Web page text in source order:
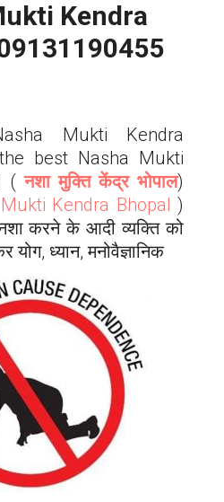
Kendra
Mukti Kendra
best Nasha Mukti
(नशा मुक्ति केंद्र भोपाल)
Kendra Bhopal)
करने के आदी व्यक्ति को
योग, ध्यान, मनोवैज्ञानिक